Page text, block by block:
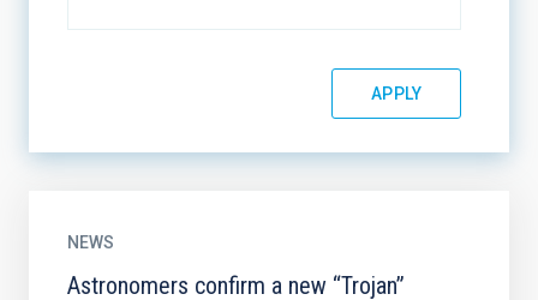
NEWS
Astronomers confirm a new “Trojan”